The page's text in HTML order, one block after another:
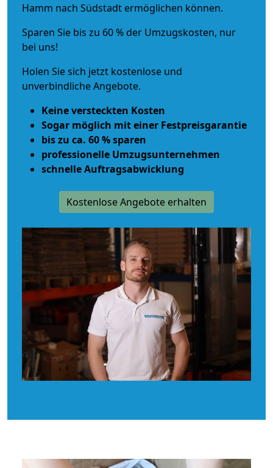
Hamm nach Südstadt ermöglichen können.
Sparen Sie bis zu 60 % der Umzugskosten, nur
bei uns!
Holen Sie sich jetzt kostenlose und
unverbindliche Angebote.
Keine versteckten Kosten
Sogar möglich mit einer Festpreisgarantie
bis zu ca. 60 % sparen
professionelle Umzugsunternehmen
schnelle Auftragsabwicklung
Kostenlose Angebote erhalten